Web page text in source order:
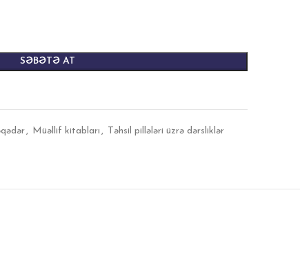
SƏBƏTƏ AT
, Müəllif kitabları , Təhsil pillələri üzrə dərsliklər